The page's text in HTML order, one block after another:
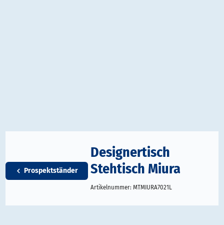
Prospektständer
Designertisch
Stehtisch Miura
Artikelnummer: MTMIURA7021L